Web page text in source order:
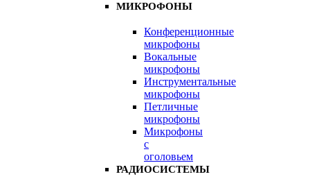
МИКРОФОНЫ
Конференционные
микрофоны
Вокальные
микрофоны
Инструментальные
микрофоны
Петличные
микрофоны
Микрофоны
с
оголовьем
РАДИОСИСТЕМЫ